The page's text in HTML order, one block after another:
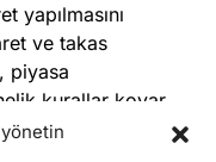
yapılmasını
ve takas
piyasa
kurallar koyar
korur.